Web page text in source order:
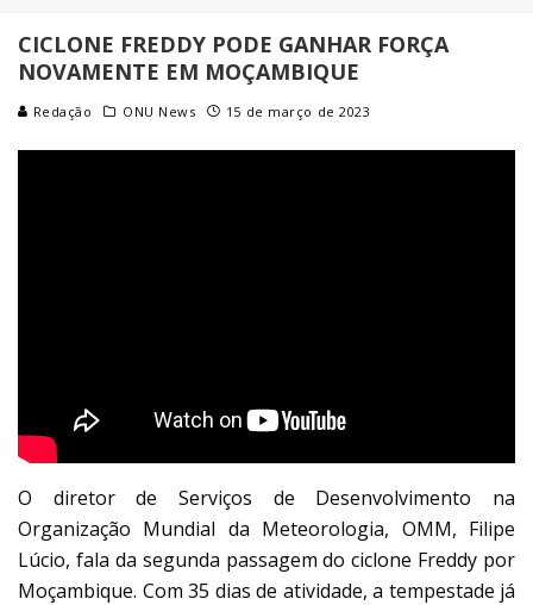
CICLONE FREDDY PODE GANHAR FORÇA
NOVAMENTE EM MOÇAMBIQUE
Redação ONU News 15 de março de 2023
O diretor de Serviços de Desenvolvimento na
Organização Mundial da Meteorologia, OMM, Filipe
Lúcio, fala da segunda passagem do ciclone Freddy por
Moçambique. Com 35 dias de atividade, a tempestade já